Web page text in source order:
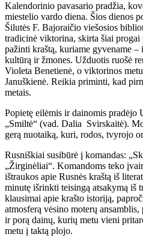
Kalendorinio pavasario pradžia,
miestelio vardo diena. Šios dienos
Šilutės F. Bajoraičio viešosios
tradicinė viktorina, skirta šiai
pažinti kraštą, kuriame gyvename –
kultūrą ir žmones. Užduotis ruošė
Violeta Benetienė, o viktorinos
Januškienė. Reikia priminti, kad
metais.
Popietę eilėmis ir dainomis pradėjo
„Smiltė“ (vad. Dalia Svirskaitė).
gerą nuotaiką, kuri, rodos, tvyrojo
Rusniškiai susibūrė į komandas:
„Žirginėliai“. Komandoms teko
ištraukos apie Rusnės kraštą iš
minutę išrinkti teisingą atsakymą iš
klausimai apie krašto istoriją,
atmosferą vėsino moterų
ir porą dainų, kurių metu vieni
metu į taktą plojo.